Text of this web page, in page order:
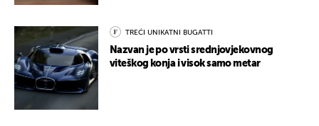
TREĆI UNIKATNI BUGATTI
Nazvan je po vrsti srednjovjekovnog
viteškog konja i visok samo metar